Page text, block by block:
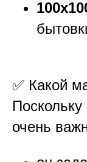
✅ Какой
очень